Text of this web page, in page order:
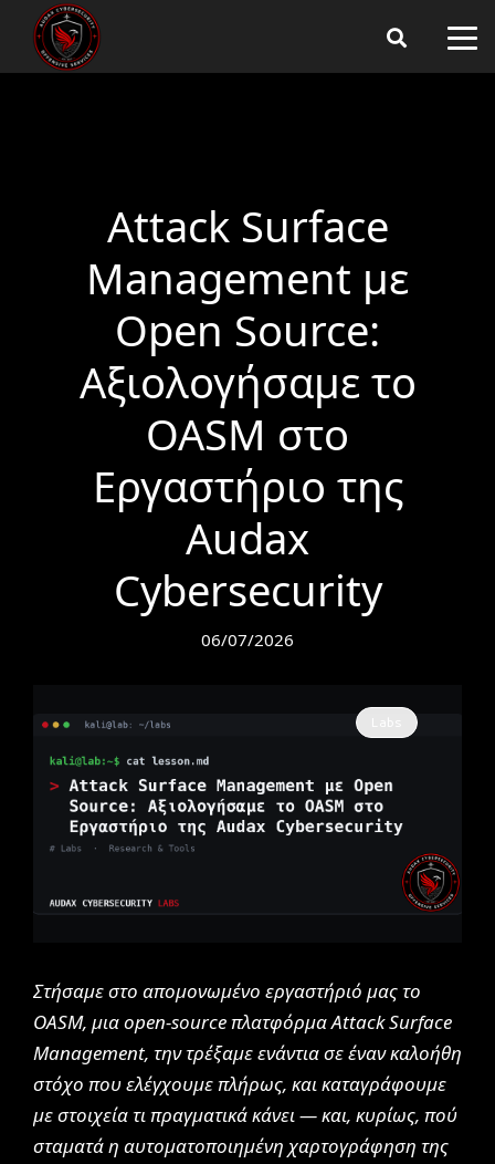
Attack Surface
Management με
Open Source:
Αξιολογήσαμε το
OASM στο
Εργαστήριο της
Audax
Cybersecurity
06/07/2026
Στήσαμε στο απομονωμένο εργαστήριό μας το
OASM, μια open-source πλατφόρμα Attack Surface
Management, την τρέξαμε ενάντια σε έναν καλοήθη
στόχο που ελέγχουμε πλήρως, και καταγράφουμε
με στοιχεία τι πραγματικά κάνει — και, κυρίως, πού
σταματά η αυτοματοποιημένη χαρτογράφηση της